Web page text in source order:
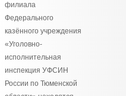
филиала
Федерального
казённого учреждения
«Уголовно-
исполнительная
инспекция УФСИН
России по Тюменской